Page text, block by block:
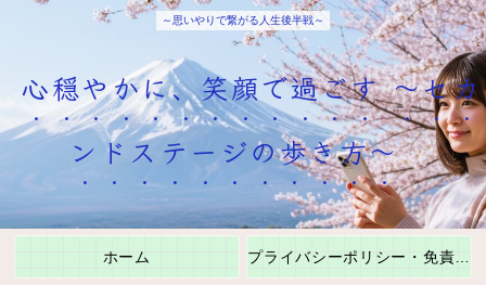
～思いやりで繋がる人生後半戦～
心穏やかに、笑顔で過ごす ～セカ
ンドステージの歩き方～
ホーム